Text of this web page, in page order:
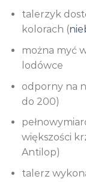
talerzyk
kolorach (
można myć
lodówce
odporny na
do 200)
większości
Antilop)
​talerz